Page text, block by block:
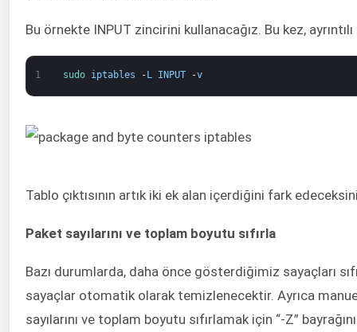
Bu örnekte INPUT zincirini kullanacağız. Bu kez,
1 sudo iptables - L INPUT -v
Tablo çıktısının artık iki ek alan içerdiğini fark
Paket sayılarını ve toplam boyutu sıfırla
Bazı durumlarda, daha önce gösterdiğimiz sayaçları
sayaçlar otomatik olarak temizlenecektir. Ayrıca
sayılarını ve toplam boyutu sıfırlamak için “-Z”